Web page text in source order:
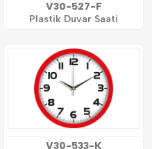
V30-527-F
Plastik Duvar Saati
V30-533-K